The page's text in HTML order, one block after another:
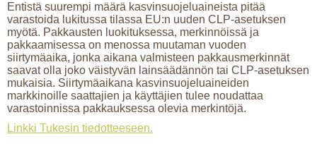
Entistä suurempi määrä kasvinsuojeluaineista pitää
varastoida lukitussa tilassa EU:n uuden CLP-asetuksen
myötä. Pakkausten luokituksessa, merkinnöissä ja
pakkaamisessa on menossa muutaman vuoden
siirtymäaika, jonka aikana valmisteen pakkausmerkinnät
saavat olla joko väistyvän lainsäädännön tai CLP-asetuksen
mukaisia. Siirtymäaikana kasvinsuojeluaineiden
markkinoille saattajien ja käyttäjien tulee noudattaa
varastoinnissa pakkauksessa olevia merkintöjä.
Linkki Tukesin tiedotteeseen.